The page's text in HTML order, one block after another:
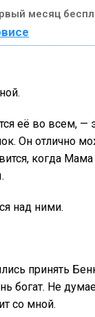
месяц
её во всем, —
Он отлично
когда
над ними.
принять
богат. Не
со мной.